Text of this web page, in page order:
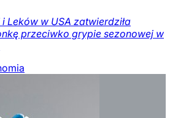
Leków w USA zatwierdziła
przeciwko grypie sezonowej w